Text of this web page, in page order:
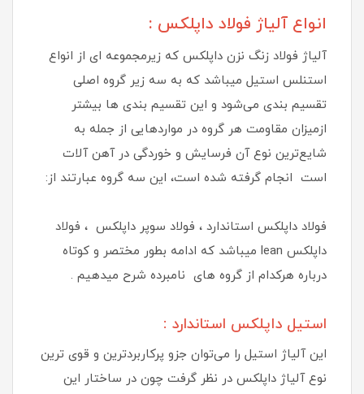
انواع آلیاژ فولاد داپلکس :
آلیاژ فولاد زنگ نزن داپلکس که زیرمجموعه ای از انواع
استنلس استیل میباشد که به سه زیر گروه اصلی
تقسیم بندی می‌شود و این تقسیم بندی ها بیشتر
ازمیزان مقاومت هر گروه در مواردهایی از جمله به
شایع‌ترین نوع آن فرسایش و خوردگی در آهن آلات
است انجام گرفته شده است، این سه گروه عبارتند از:
فولاد داپلکس استاندارد ، فولاد سوپر داپلکس ، فولاد
داپلکس lean میباشد که ادامه بطور مختصر و کوتاه
درباره هرکدام از گروه های نامبرده شرح میدهیم .
استیل داپلکس استاندارد :
این آلیاژ استیل را می‌توان جزو پرکاربردترین و قوی ترین
نوع آلیاژ داپلکس در نظر گرفت چون در ساختار این